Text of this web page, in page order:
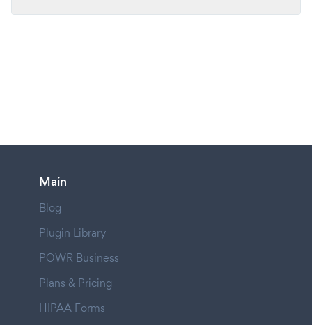
Main
Blog
Plugin Library
POWR Business
Plans & Pricing
HIPAA Forms